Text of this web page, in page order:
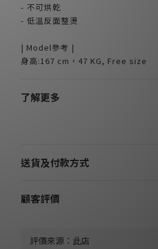
- 不可烘乾
- 低溫反面整燙
| Model參考 |
身高:167 cm，47 KG, Free size
了解更多
送貨及付款方式
顧客評價